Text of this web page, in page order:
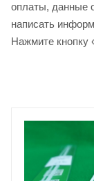
оплаты, данные
написать
Нажмите кнопку